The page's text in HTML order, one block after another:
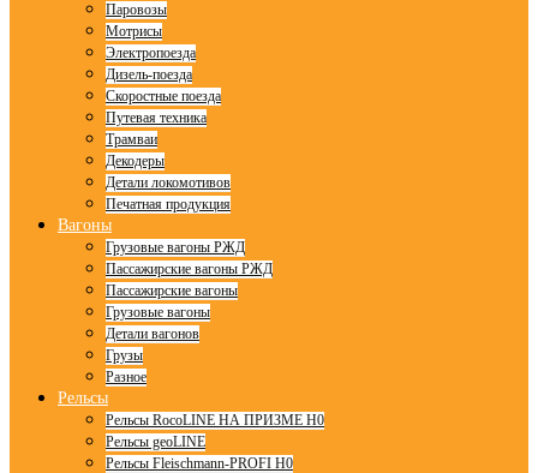
Паровозы
Мотрисы
Электропоезда
Дизель-поезда
Скоростные поезда
Путевая техника
Трамваи
Декодеры
Детали локомотивов
Печатная продукция
Вагоны
Грузовые вагоны РЖД
Пассажирские вагоны РЖД
Пассажирские вагоны
Грузовые вагоны
Детали вагонов
Грузы
Разное
Рельсы
Рельсы RocoLINE НА ПРИЗМЕ H0
Рельсы geoLINE
Рельсы Fleischmann-PROFI H0